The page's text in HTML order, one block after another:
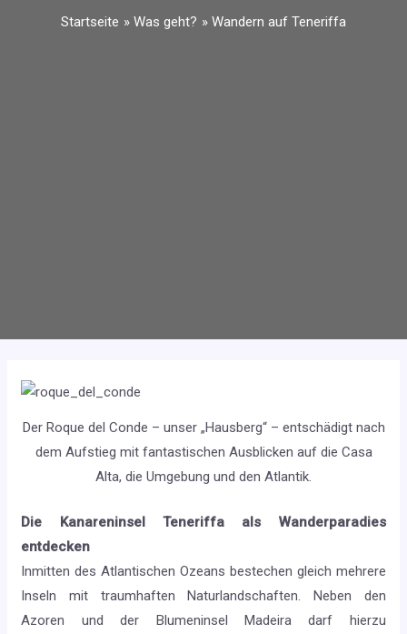
Startseite Was geht? Wandern auf Teneriffa
Der Roque del Conde – unser „Hausberg“ – entschädigt nach
dem Aufstieg mit fantastischen Ausblicken auf die Casa
Alta, die Umgebung und den Atlantik.
Die Kanareninsel Teneriffa als Wanderparadies
entdecken
Inmitten des Atlantischen Ozeans bestechen gleich mehrere
Inseln mit traumhaften Naturlandschaften. Neben den
Azoren und der Blumeninsel Madeira darf hierzu